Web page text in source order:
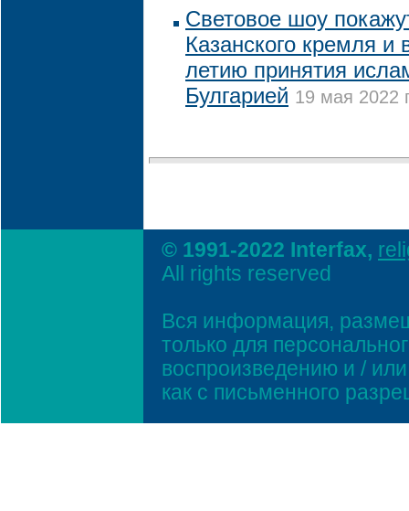
Световое шоу
Казанского кремля и
летию принятия
Булгарией 19 мая 2022
© 1991-2022 Interfax,
All rights reserved
Вся информация,
только для
воспроизведению и /
как с письменного